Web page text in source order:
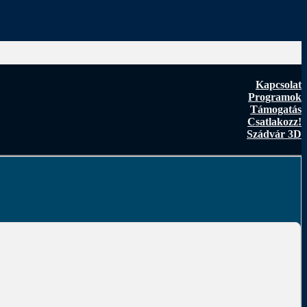
Kapcsolat
Programok
Támogatás
Csatlakozz!
Szádvár 3D